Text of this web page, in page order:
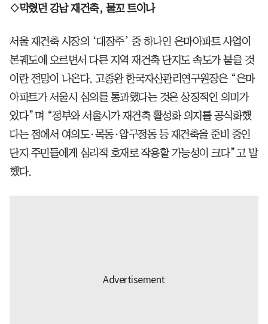
◇막혔던 강남 재건축, 물꼬 트이나
서울 재건축 시장의 ‘대장주’ 중 하나인 은마아파트 사업이
본궤도에 오르면서 다른 지역 재건축 단지도 속도가 붙을 것
이란 전망이 나온다. 고종완 한국자산관리연구원장은 “은마
아파트가 서울시 심의를 통과했다는 것은 상징적인 의미가
있다”며 “정부와 서울시가 재건축 활성화 의지를 공식화했
다는 점에서 여의도·목동·압구정동 등 재건축을 준비 중인
단지 주민들에게 심리적 호재로 작용할 가능성이 크다”고 말
했다.